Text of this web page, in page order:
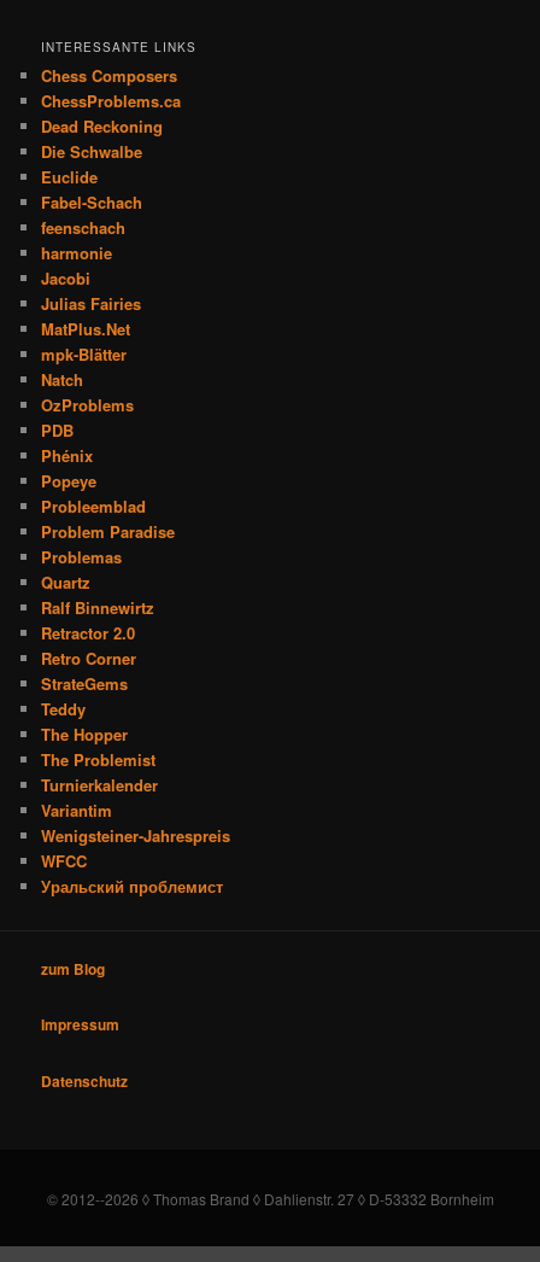
INTERESSANTE LINKS
Chess Composers
ChessProblems.ca
Dead Reckoning
Die Schwalbe
Euclide
Fabel-Schach
feenschach
harmonie
Jacobi
Julias Fairies
MatPlus.Net
mpk-Blätter
Natch
OzProblems
PDB
Phénix
Popeye
Probleemblad
Problem Paradise
Problemas
Quartz
Ralf Binnewirtz
Retractor 2.0
Retro Corner
StrateGems
Teddy
The Hopper
The Problemist
Turnierkalender
Variantim
Wenigsteiner-Jahrespreis
WFCC
Уральский проблемист
zum Blog
Impressum
Datenschutz
© 2012--2026 ◊ Thomas Brand ◊ Dahlienstr. 27 ◊ D-53332 Bornheim